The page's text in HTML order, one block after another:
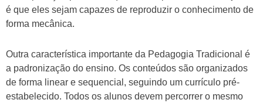
é que eles sejam capazes de reproduzir o conhecimento de
forma mecânica.
Outra característica importante da Pedagogia Tradicional é
a padronização do ensino. Os conteúdos são organizados
de forma linear e sequencial, seguindo um currículo pré-
estabelecido. Todos os alunos devem percorrer o mesmo